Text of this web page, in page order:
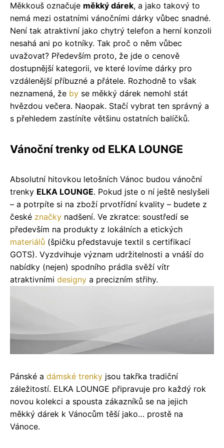
Měkkouš označuje měkký dárek, a jako takový to
nemá mezi ostatními vánočními dárky vůbec snadné.
Není tak atraktivní jako chytrý telefon a herní konzoli
nesahá ani po kotníky. Tak proč o něm vůbec
uvažovat? Především proto, že jde o cenově
dostupnější kategorii, ve které lovíme dárky pro
vzdálenější příbuzné a přátele. Rozhodně to však
neznamená, že by se měkký dárek nemohl stát
hvězdou večera. Naopak. Stačí vybrat ten správný a
s přehledem zastíníte většinu ostatních balíčků.
Vánoční trenky od ELKA LOUNGE
Absolutní hitovkou letošních Vánoc budou vánoční
trenky ELKA LOUNGE. Pokud jste o ní ještě neslyšeli
– a potrpíte si na zboží prvotřídní kvality – budete z
české značky nadšení. Ve zkratce: soustředí se
především na produkty z lokálních a etických
materiálů (špičku představuje textil s certifikací
GOTS). Vyzdvihuje význam udržitelnosti a vnáší do
nabídky (nejen) spodního prádla svěží vítr
atraktivními designy a precizním střihy.
Pánské a dámské trenky jsou takřka tradiční
záležitostí. ELKA LOUNGE připravuje pro každý rok
novou kolekci a spousta zákazníků se na jejich
měkký dárek k Vánocům těší jako… prostě na
Vánoce.